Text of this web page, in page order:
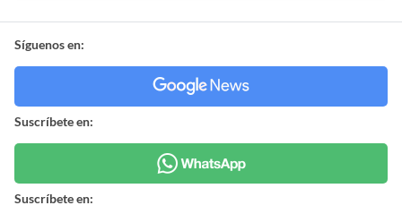
Síguenos en:
Suscríbete en:
Suscríbete en: